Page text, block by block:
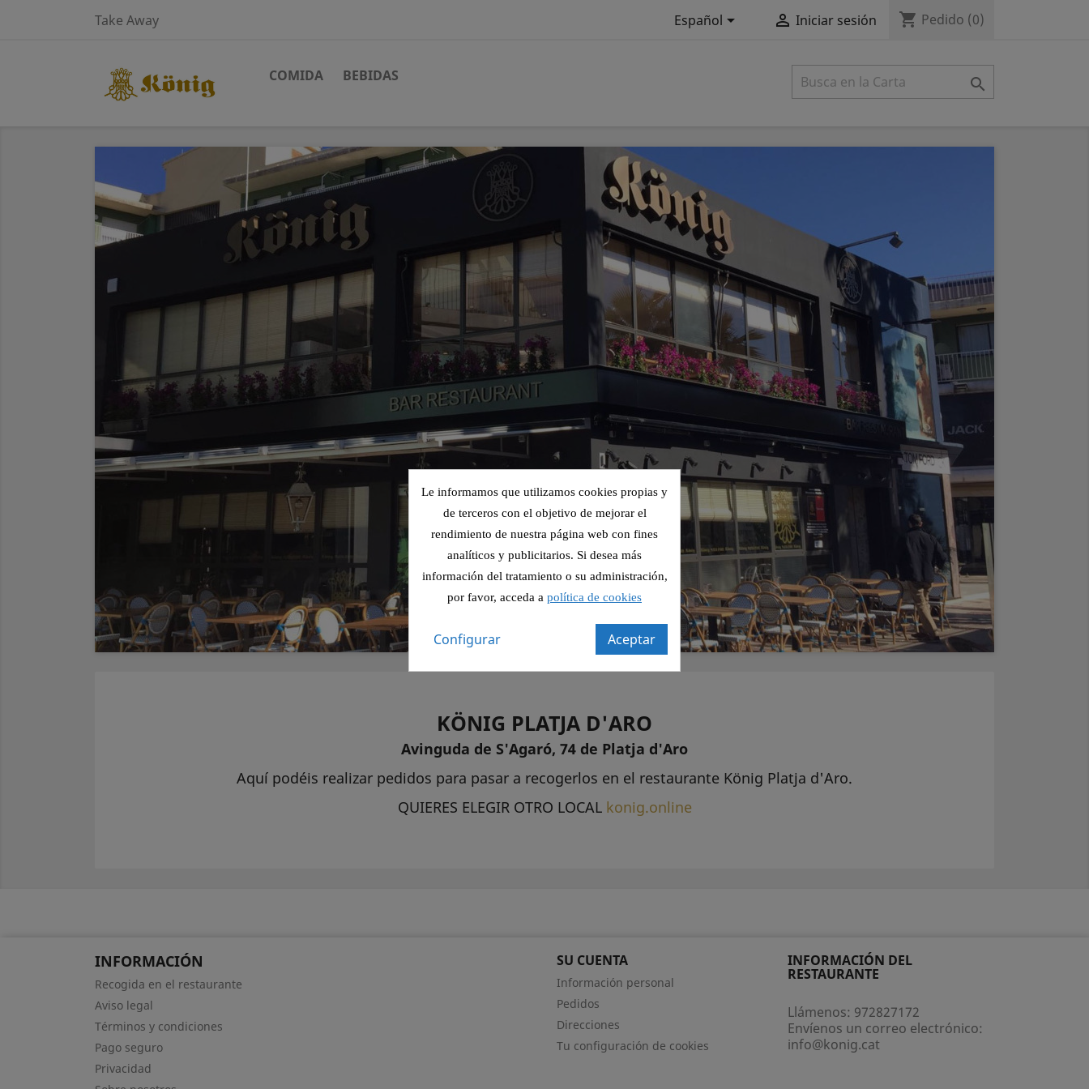
Take Away Español  Iniciar sesión shopping_cart Pedido (0)
COMIDA BEBIDAS 
KÖNIG PLATJA D'ARO
Avinguda de S'Agaró, 74 de Platja d'Aro
Aquí podéis realizar pedidos para pasar a recogerlos en el restaurante König Platja d'Aro.
QUIERES ELEGIR OTRO LOCAL konig.online
INFORMACIÓN
Recogida en el restaurante
Aviso legal
Términos y condiciones
Pago seguro
Privacidad
SU CUENTA
Información personal
Pedidos
Direcciones
Tu configuración de cookies
INFORMACIÓN DEL
RESTAURANTE
Llámenos: 972827172
Envíenos un correo electrónico:
info@konig.cat
Le informamos que utilizamos cookies propias y
de terceros con el objetivo de mejorar el
rendimiento de nuestra página web con fines
analíticos y publicitarios. Si desea más
información del tratamiento o su administración,
por favor, acceda a política de cookies
Aceptar
Configurar